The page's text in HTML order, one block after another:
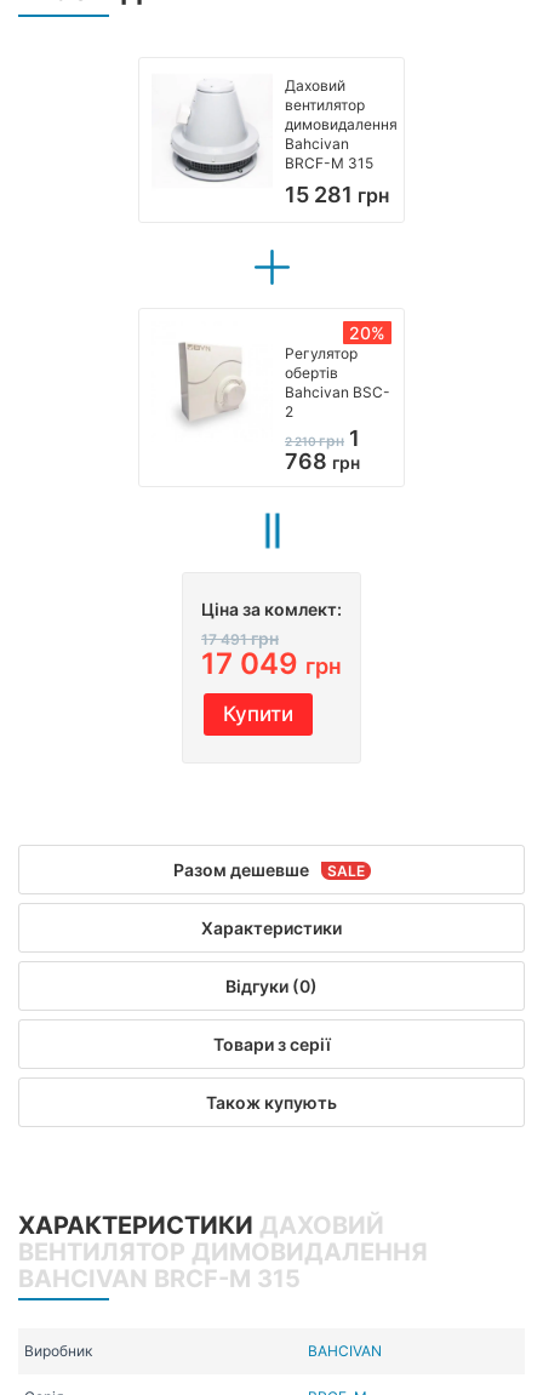
Даховий
вентилятор
димовидалення
Bahcivan
BRCF-M 315
15 281 грн
20%
Регулятор
обертів
Bahcivan BSC-
2
2 210грн 1
768 грн
Ціна за комлект:
17 491грн
17 049 грн
Купити
Разом дешевше
Характеристики
Відгуки (0)
Товари з серії
Також купують
ХАРАКТЕРИСТИКИ ДАХОВИЙ
ВЕНТИЛЯТОР ДИМОВИДАЛЕННЯ
BAHCIVAN BRCF-M 315
Виробник BAHCIVAN